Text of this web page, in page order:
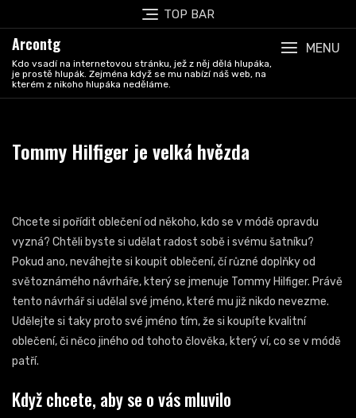
to
content
TOP BAR
Arcontg
Kdo vsadí na internetovou stránku, jež z něj dělá hlupáka,
je prostě hlupák. Zejména když se mu nabízí náš web, na
kterém z nikoho hlupáka neděláme.
MENU
Tommy Hilfiger je velká hvězda
Chcete si pořídit oblečení od někoho, kdo se v módě opravdu
vyzná? Chtěli byste si udělat radost sobě i svému šatníku?
Pokud ano, neváhejte si koupit oblečení, čí různé doplňky od
světoznámého návrháře, který se jmenuje Tommy Hilfiger. Právě
tento návrhář si udělal své jméno, které mu již nikdo nevezme.
Udělejte si taky proto své jméno tím, že si koupíte kvalitní
oblečení, či něco jiného od tohoto člověka, který ví, co se v módě
patří.
Když chcete, aby se o vás mluvilo